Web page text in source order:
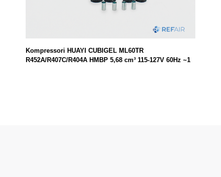
Kompressori HUAYI CUBIGEL ML60TR
R452A/R407C/R404A HMBP 5,68 cm³ 115-127V 60Hz ~1